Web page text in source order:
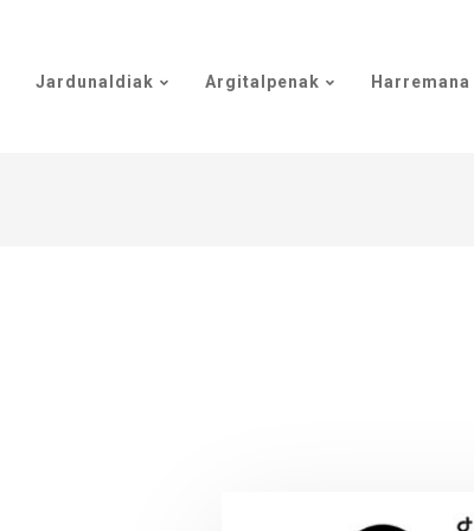
Jardunaldiak Argitalpenak Harremana